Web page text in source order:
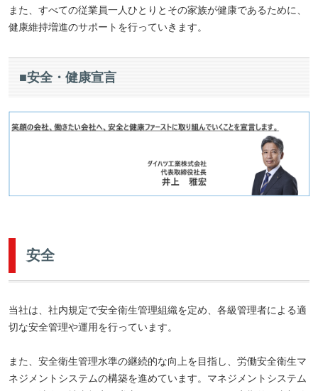
また、すべての従業員一人ひとりとその家族が健康であるために、
健康維持増進のサポートを行っていきます。
■安全・健康宣言
安全
当社は、社内規定で安全衛生管理組織を定め、各級管理者による適
切な安全管理や運用を行っています。
また、安全衛生管理水準の継続的な向上を目指し、労働安全衛生マ
ネジメントシステムの構築を進めています。マネジメントシステム